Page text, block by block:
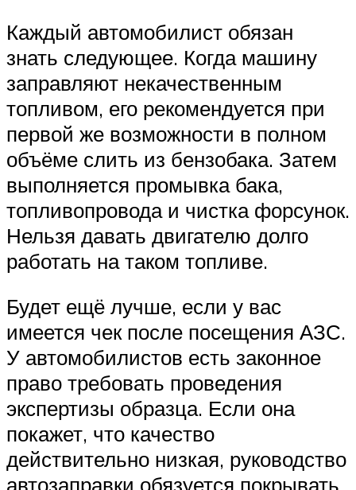
Каждый автомобилист обязан
знать следующее. Когда машину
заправляют некачественным
топливом, его рекомендуется при
первой же возможности в полном
объёме слить из бензобака. Затем
выполняется промывка бака,
топливопровода и чистка форсунок.
Нельзя давать двигателю долго
работать на таком топливе.
Будет ещё лучше, если у вас
имеется чек после посещения АЗС.
У автомобилистов есть законное
право требовать проведения
экспертизы образца. Если она
покажет, что качество
действительно низкая, руководство
автозаправки обязуется покрывать